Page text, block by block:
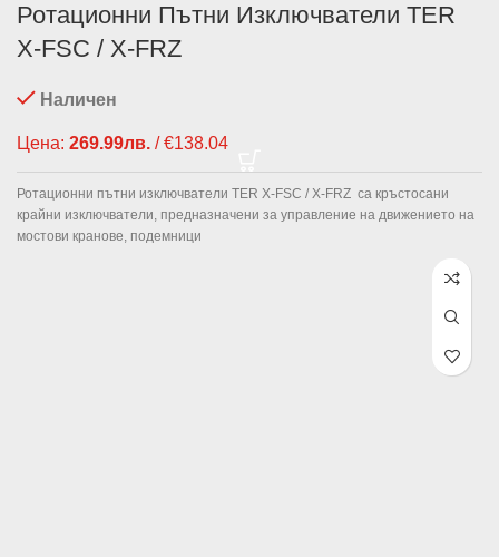
Ротационни Пътни Изключватели TER
X-FSC / X-FRZ
Наличен
Цена: 269.99лв. / €138.04
Ротационни пътни изключватели TER X-FSC / X-FRZ са кръстосани
крайни изключватели, предназначени за управление на движението на
мостови кранове, подемници